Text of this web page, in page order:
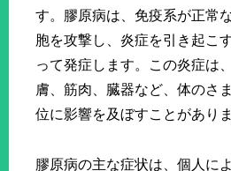
す。膠原病は、免疫系が正常
胞を攻撃し、炎症を引き起こ
って発症します。この炎症は
膚、筋肉、臓器など、体のさ
位に影響を及ぼすことがありま
膠原病の主な症状は、個人に